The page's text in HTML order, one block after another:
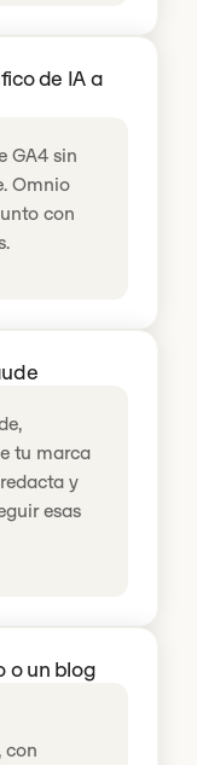
de IA a
GA4 sin
Omnio
con
tu marca
y
esas
o un blog
con